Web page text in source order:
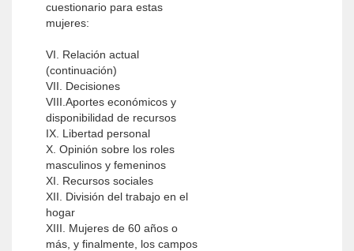
cuestionario para estas
mujeres:
VI. Relación actual
(continuación)
VII. Decisiones
VIII.Aportes económicos y
disponibilidad de recursos
IX. Libertad personal
X. Opinión sobre los roles
masculinos y femeninos
XI. Recursos sociales
XII. División del trabajo en el
hogar
XIII. Mujeres de 60 años o
más, y finalmente, los campos